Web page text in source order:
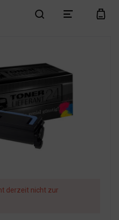
search menu cart
derzeit nicht zur